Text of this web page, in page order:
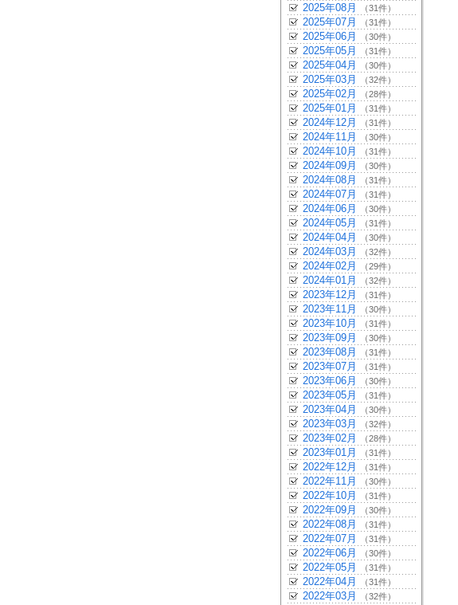
2025年08月 （31件）
2025年07月 （31件）
2025年06月 （30件）
2025年05月 （31件）
2025年04月 （30件）
2025年03月 （32件）
2025年02月 （28件）
2025年01月 （31件）
2024年12月 （31件）
2024年11月 （30件）
2024年10月 （31件）
2024年09月 （30件）
2024年08月 （31件）
2024年07月 （31件）
2024年06月 （30件）
2024年05月 （31件）
2024年04月 （30件）
2024年03月 （32件）
2024年02月 （29件）
2024年01月 （32件）
2023年12月 （31件）
2023年11月 （30件）
2023年10月 （31件）
2023年09月 （30件）
2023年08月 （31件）
2023年07月 （31件）
2023年06月 （30件）
2023年05月 （31件）
2023年04月 （30件）
2023年03月 （32件）
2023年02月 （28件）
2023年01月 （31件）
2022年12月 （31件）
2022年11月 （30件）
2022年10月 （31件）
2022年09月 （30件）
2022年08月 （31件）
2022年07月 （31件）
2022年06月 （30件）
2022年05月 （31件）
2022年04月 （31件）
2022年03月 （32件）